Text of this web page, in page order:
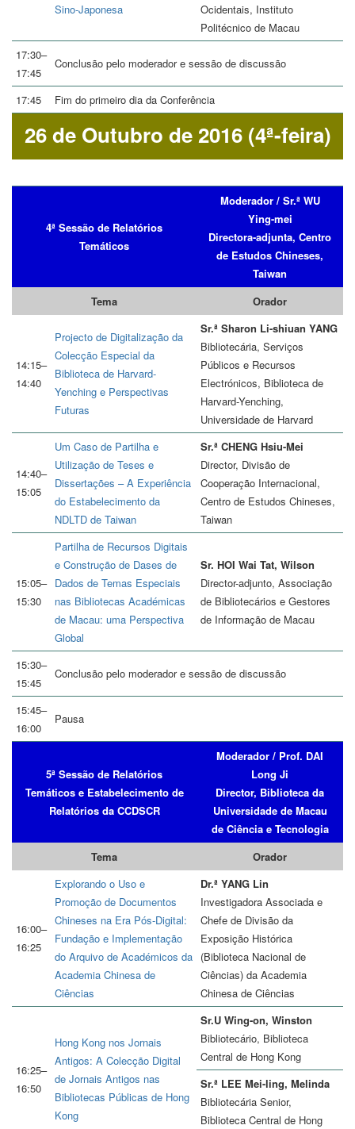
Sino-Japonesa
Ocidentais, Instituto
Politécnico de Macau
17:30–
17:45
Conclusão pelo moderador e sessão de discussão
17:45 Fim do primeiro dia da Conferência
26 de Outubro de 2016 (4ª-feira)
4ª Sessão de Relatórios
Temáticos
Moderador / Sr.ª WU
Ying-mei
Directora-adjunta, Centro
de Estudos Chineses,
Taiwan
Tema
Orador
14:15–
14:40
Projecto de Digitalização da
Colecção Especial da
Biblioteca de Harvard-
Yenching e Perspectivas
Futuras
Sr.ª Sharon Li-shiuan YANG
Bibliotecária, Serviços
Públicos e Recursos
Electrónicos, Biblioteca de
Harvard-Yenching,
Universidade de Harvard
14:40–
15:05
Um Caso de Partilha e
Utilização de Teses e
Dissertações – A Experiência
do Estabelecimento da
NDLTD de Taiwan
Sr.ª CHENG Hsiu-Mei
Director, Divisão de
Cooperação Internacional,
Centro de Estudos Chineses,
Taiwan
15:05–
15:30
Partilha de Recursos Digitais
e Construção de Dases de
Dados de Temas Especiais
nas Bibliotecas Académicas
de Macau: uma Perspectiva
Global
Sr. HOI Wai Tat, Wilson
Director-adjunto, Associação
de Bibliotecários e Gestores
de Informação de Macau
15:30–
15:45
Conclusão pelo moderador e sessão de discussão
15:45–
16:00
Pausa
5ª Sessão de Relatórios
Temáticos e Estabelecimento de
Relatórios da CCDSCR
Moderador / Prof. DAI
Long Ji
Director, Biblioteca da
Universidade de Macau
de Ciência e Tecnologia
Tema
Orador
16:00–
16:25
Explorando o Uso e
Promoção de Documentos
Chineses na Era Pós-Digital:
Fundação e Implementação
do Arquivo de Académicos da
Academia Chinesa de
Ciências
Dr.ª YANG Lin
Investigadora Associada e
Chefe de Divisão da
Exposição Histórica
(Biblioteca Nacional de
Ciências) da Academia
Chinesa de Ciências
16:25–
16:50
Hong Kong nos Jornais
Antigos: A Colecção Digital
de Jornais Antigos nas
Bibliotecas Públicas de Hong
Kong
Sr.U Wing-on, Winston
Bibliotecário, Biblioteca
Central de Hong Kong
Sr.ª LEE Mei-ling, Melinda
Bibliotecária Senior,
Biblioteca Central de Hong